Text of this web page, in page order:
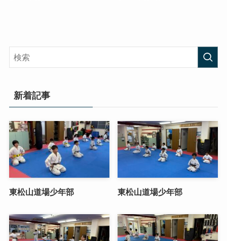
新着記事
東松山道場少年部 東松山道場少年部